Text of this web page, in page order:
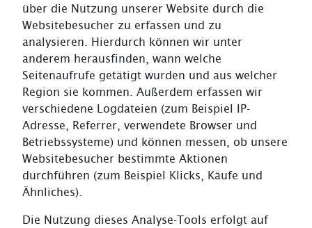
über die Nutzung unserer Website durch die
Websitebesucher zu erfassen und zu
analysieren. Hierdurch können wir unter
anderem herausfinden, wann welche
Seitenaufrufe getätigt wurden und aus welcher
Region sie kommen. Außerdem erfassen wir
verschiedene Logdateien (zum Beispiel IP-
Adresse, Referrer, verwendete Browser und
Betriebssysteme) und können messen, ob unsere
Websitebesucher bestimmte Aktionen
durchführen (zum Beispiel Klicks, Käufe und
Ähnliches).
Die Nutzung dieses Analyse-Tools erfolgt auf